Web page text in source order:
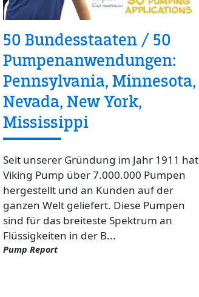
50 Bundesstaaten / 50
Pumpenanwendungen:
Pennsylvania, Minnesota,
Nevada, New York,
Mississippi
Seit unserer Gründung im Jahr 1911 hat
Viking Pump über 7.000.000 Pumpen
hergestellt und an Kunden auf der
ganzen Welt geliefert. Diese Pumpen
sind für das breiteste Spektrum an
Flüssigkeiten in der B...
Pump Report